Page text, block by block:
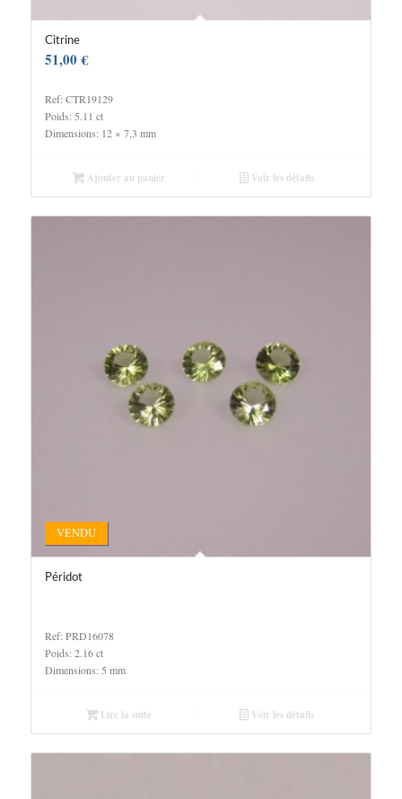
Citrine
51,00€
Ref: CTR19129
Poids: 5.11 ct
Dimensions: 12 × 7,3 mm
Ajouter au panier Voir les détails
Péridot
VENDU
Ref: PRD16078
Poids: 2.16 ct
Dimensions: 5 mm
Lire la suite Voir les détails